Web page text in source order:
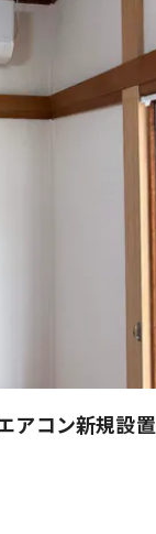
アコン新規設置